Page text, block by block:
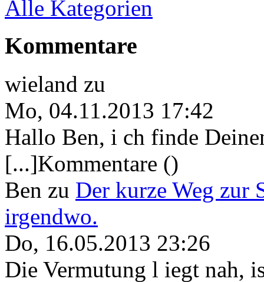
Alle Kategorien
Kommentare
wieland zu
Mo, 04.11.2013 17:42
Hallo Ben, i ch finde
[...]Kommentare ()
Ben zu Der kurze Weg zur
irgendwo.
Do, 16.05.2013 23:26
Die Vermutung l iegt nah,